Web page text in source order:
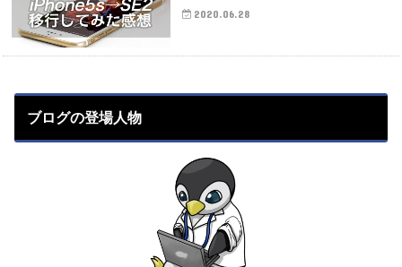
2020.06.28
ブログの登場人物